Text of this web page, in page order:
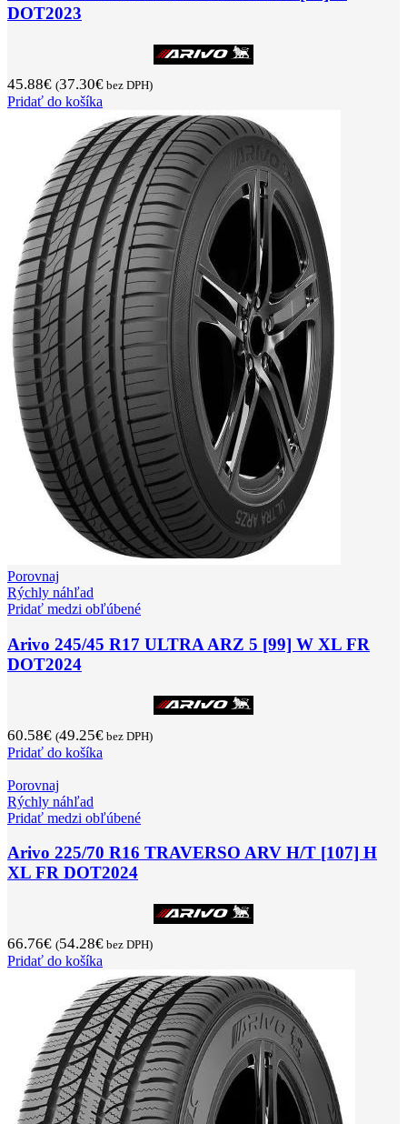
DOT2023
45.88€ (37.30€ bez DPH)
Pridať do košíka
Porovnaj
Rýchly náhľad
Pridať medzi obľúbené
Arivo 245/45 R17 ULTRA ARZ 5 [99] W XL FR
DOT2024
60.58€ (49.25€ bez DPH)
Pridať do košíka
Porovnaj
Rýchly náhľad
Pridať medzi obľúbené
Arivo 225/70 R16 TRAVERSO ARV H/T [107] H
XL FR DOT2024
66.76€ (54.28€ bez DPH)
Pridať do košíka